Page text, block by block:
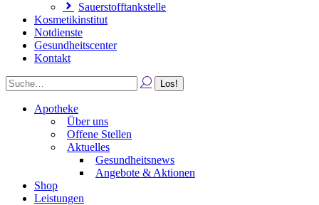
Sauerstofftankstelle
Kosmetikinstitut
Notdienste
Gesundheitscenter
Kontakt
Apotheke
Über uns
Offene Stellen
Aktuelles
Gesundheitsnews
Angebote & Aktionen
Shop
Leistungen